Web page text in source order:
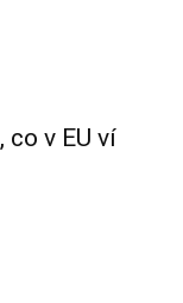
co v EU ví